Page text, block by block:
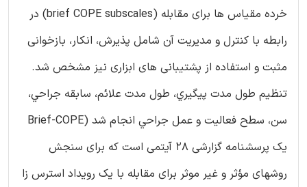
خرده مقیاس ها برای مقابله (brief COPE subscales) در
رابطه با کنترل و مدیریت آن شامل پذیرش، انکار، بازخوانی
مثبت و استفاده از پشتیبانی های ابزاری نیز مشخص شد.
تنظیم طول مدت پيگيري، طول مدت علائم، سابقه جراحي،
سن، سطح فعاليت و عمل جراحي انجام شد (Brief-COPE
یک پرسشنامه گزارشی 28 آیتمی است که برای سنجش
روشهای مؤثر و غیر موثر برای مقابله با یک رویداد استرس زا